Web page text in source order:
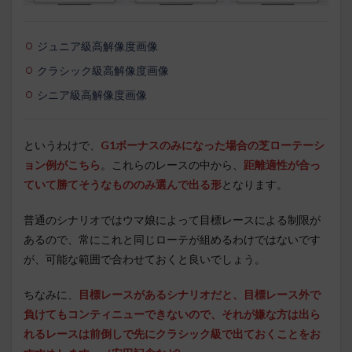
ジュニア級高解像度画像
クラシック級高解像度画像
シニア級高解像度画像
というわけで、 G1ボーナスのみになった場合の芝ローテーシ
ョン例がこちら 。これらのレースの中から、 距離適性が合っ
ていて勝てそうなもののみ選んで出る形となります。
普通のシナリオではウマ娘によって目標レースによる制限が
あるので、常にこれと同じローテが組めるわけではないです
が、可能な範囲で合わせておくと良いでしょう。
ちなみに、
目標レースがあるシナリオだと、目標レース外で
負けてもコンティニューできないので、それが嫌な方は出ら
れるレースは前倒しで先にクラシック級で出ておくことをお